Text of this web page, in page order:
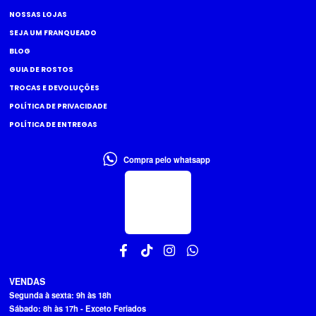
NOSSAS LOJAS
SEJA UM FRANQUEADO
BLOG
GUIA DE ROSTOS
TROCAS E DEVOLUÇÕES
POLÍTICA DE PRIVACIDADE
POLÍTICA DE ENTREGAS
Compra pelo whatsapp
VENDAS
Segunda à sexta: 9h às 18h
Sábado: 8h às 17h - Exceto Feriados